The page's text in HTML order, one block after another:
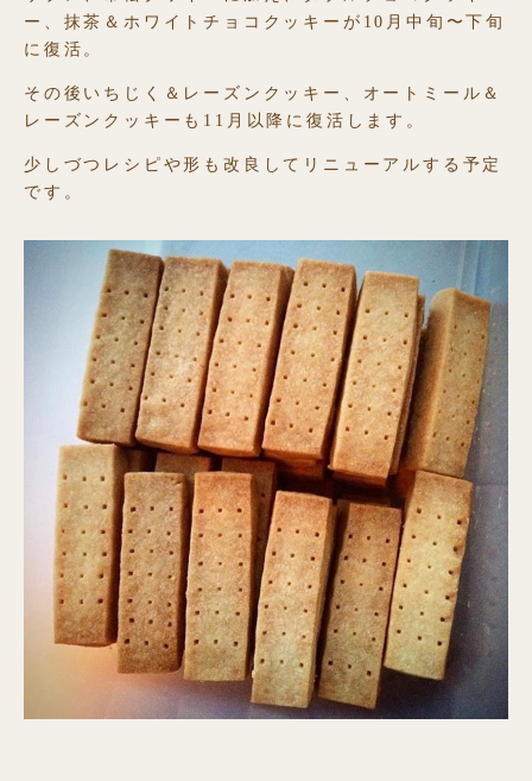
ー、抹茶＆ホワイトチョコクッキーが10月中旬〜下旬
に復活。
その後いちじく＆レーズンクッキー、オートミール＆
レーズンクッキーも11月以降に復活します。
少しづつレシピや形も改良してリニューアルする予定
です。